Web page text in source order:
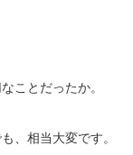
ことだったか。
、相当大変です。